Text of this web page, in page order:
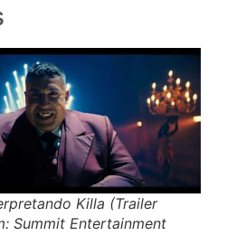
Killa (Trailer
Summit Entertainment